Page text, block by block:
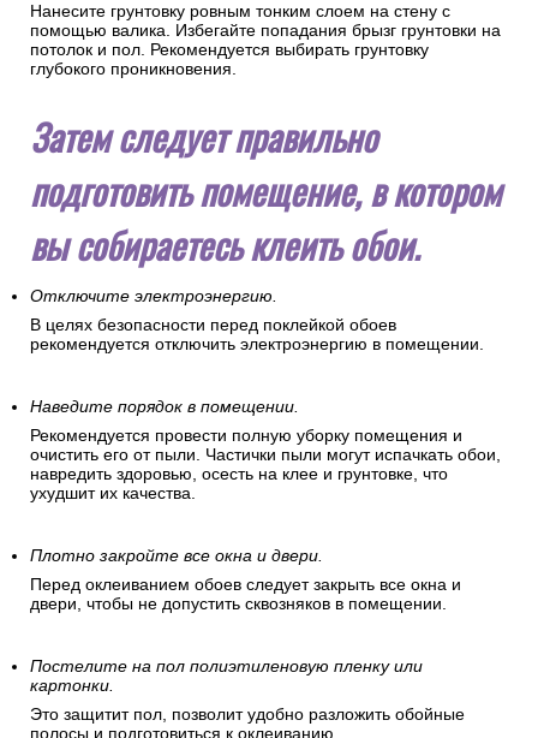
Нанесите грунтовку ровным тонким слоем на стену с
помощью валика. Избегайте попадания брызг грунтовки на
потолок и пол. Рекомендуется выбирать грунтовку
глубокого проникновения.
Затем следует правильно
подготовить помещение, в котором
вы собираетесь клеить обои.
Отключите электроэнергию.
В целях безопасности перед поклейкой обоев
рекомендуется отключить электроэнергию в помещении.
Наведите порядок в помещении.
Рекомендуется провести полную уборку помещения и
очистить его от пыли. Частички пыли могут испачкать обои,
навредить здоровью, осесть на клее и грунтовке, что
ухудшит их качества.
Плотно закройте все окна и двери.
Перед оклеиванием обоев следует закрыть все окна и
двери, чтобы не допустить сквозняков в помещении.
Постелите на пол полиэтиленовую пленку или
картонки.
Это защитит пол, позволит удобно разложить обойные
полосы и подготовиться к оклеиванию.